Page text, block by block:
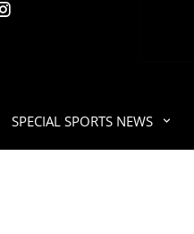
SPECIAL SPORTS NEWS